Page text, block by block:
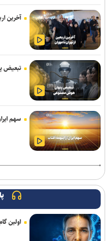
نتایج آزمون‌های سمپاد و نمونه
جهاد دانشگاهی برای پاسخ به
آغاز انتخاب واحد ترم تحصیلی جدید
آغاز ثبت‌نام دهمین دوره طرح
راهبری هسته‌های مسئله‌محور
اعلام جدیدترین طرح‌های
جذب طرح‌های تحقیقاتی آغاز شد
بیانیه بسیج اساتید
جهاددانشگاهی
آخرین
تبعیض
سهم
اولین